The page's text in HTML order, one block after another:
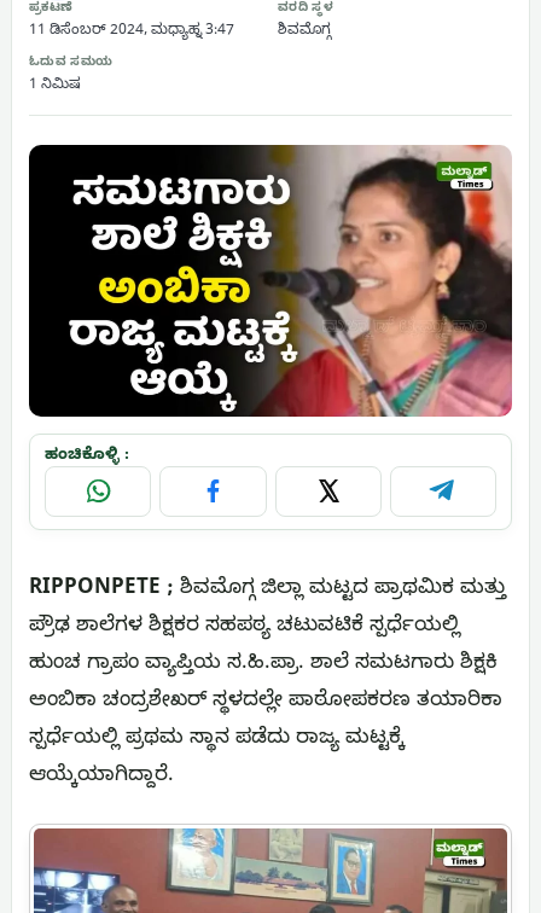
ಪ್ರಕಟಣೆ
11 ಡಿಸೆಂಬರ್ 2024, ಮಧ್ಯಾಹ್ನ 3:47
ವರದಿ ಸ್ಥಳ
ಶಿವಮೊಗ್ಗ
ಓದುವ ಸಮಯ
1 ನಿಮಿಷ
ಹಂಚಿಕೊಳ್ಳಿ :
WhatsApp Facebook X Telegram
RIPPONPETE ; ಶಿವಮೊಗ್ಗ ಜಿಲ್ಲಾ ಮಟ್ಟದ ಪ್ರಾಥಮಿಕ ಮತ್ತು
ಪ್ರೌಢ ಶಾಲೆಗಳ ಶಿಕ್ಷಕರ ಸಹಪಠ್ಯ ಚಟುವಟಿಕೆ ಸ್ಪರ್ಧೆಯಲ್ಲಿ
ಹುಂಚ ಗ್ರಾಪಂ ವ್ಯಾಪ್ತಿಯ ಸ.ಹಿ.ಪ್ರಾ. ಶಾಲೆ ಸಮಟಗಾರು ಶಿಕ್ಷಕಿ
ಅಂಬಿಕಾ ಚಂದ್ರಶೇಖರ್ ಸ್ಥಳದಲ್ಲೇ ಪಾಠೋಪಕರಣ ತಯಾರಿಕಾ
ಸ್ಪರ್ಧೆಯಲ್ಲಿ ಪ್ರಥಮ ಸ್ಥಾನ ಪಡೆದು ರಾಜ್ಯ ಮಟ್ಟಕ್ಕೆ
ಆಯ್ಕೆಯಾಗಿದ್ದಾರೆ.